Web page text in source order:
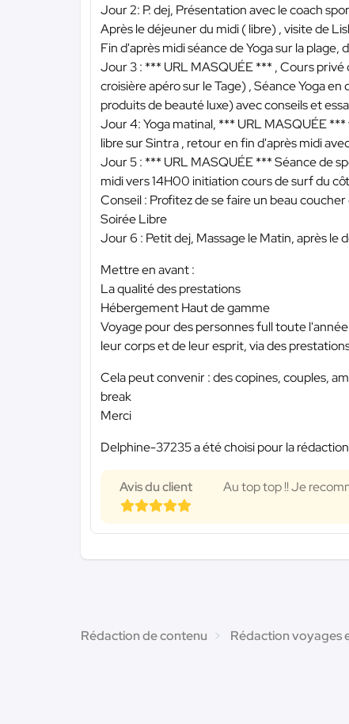
Jour 2: P. dej, Présentation avec le coach
Après le déjeuner du midi ( libre) , visite de
Fin d'après midi séance de Yoga sur la plage,
Jour 3 : *** URL MASQUÉE *** , Cours privé
croisière apéro sur le Tage) , Séance Yoga
produits de beauté luxe) avec conseils et
Jour 4: Yoga matinal, *** URL MASQUÉE ***
libre sur Sintra , retour en fin d'après midi
Jour 5 : *** URL MASQUÉE ***Séance de
midi vers 14H00 initiation cours de surf du
Conseil : Profitez de se faire un beau
Soirée Libre
Jour 6 : Petit dej, Massage le Matin, après
Mettre en avant :
La qualité des prestations
Hébergement Haut de gamme
Voyage pour des personnes full toute
leur corps et de leur esprit, via des
Cela peut convenir : des copines, couples,
break
Merci
Delphine-37235 a été choisi pour la
Avis du client Au top top !! Je
Rédaction de contenu Rédaction voyages